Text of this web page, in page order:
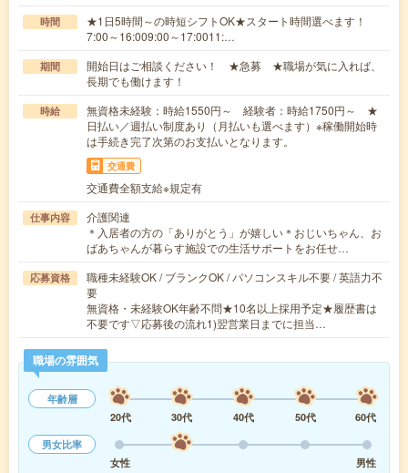
時間
★1日5時間～の時短シフトOK★スタート時間選べます！
7:00～16:009:00～17:0011:…
期間
開始日はご相談ください！ ★急募 ★職場が気に入れば、
長期でも働けます！
時給
無資格未経験：時給1550円～ 経験者：時給1750円～ ★
日払い／週払い制度あり（月払いも選べます）※稼働開始時
は手続き完了次第のお支払いとなります。
交通費
交通費全額支給※規定有
仕事内容
介護関連
＊入居者の方の「ありがとう」が嬉しい＊おじいちゃん、お
ばあちゃんが暮らす施設での生活サポートをお任せ…
応募資格
職種未経験OK / ブランクOK / パソコンスキル不要 / 英語力不
要
無資格・未経験OK年齢不問★10名以上採用予定★履歴書は
不要です▽応募後の流れ1)翌営業日までに担当…
職場の雰囲気
年齢層
20代
30代 40代 50代
60代
男女比率
女性
男性